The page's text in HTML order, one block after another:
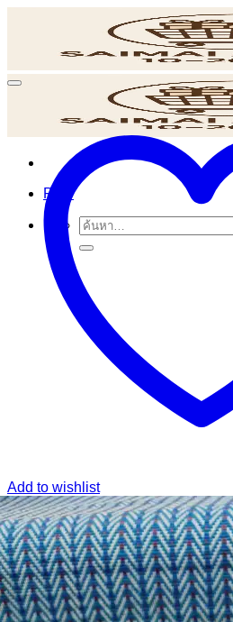
เนื้อหา
POS
ค้นหา:
Add to wishlist